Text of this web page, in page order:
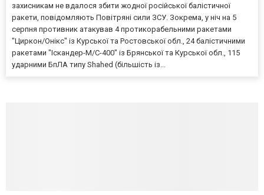
захисникам не вдалося збити жодної російської балістичної
ракети, повідомляють Повітряні сили ЗСУ. Зокрема, у ніч на 5
серпня противник атакував 4 протикорабельними ракетами
"Циркон/Онікс" із Курської та Ростовської обл., 24 балістичними
ракетами "Іскандер-М/С-400" із Брянської та Курської обл., 115
ударними БпЛА типу Shahed (більшість із...